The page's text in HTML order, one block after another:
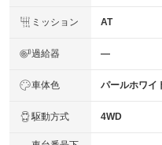
ミッション AT
過給器 ―
車体色 パールホワイ
駆動方式 4WD